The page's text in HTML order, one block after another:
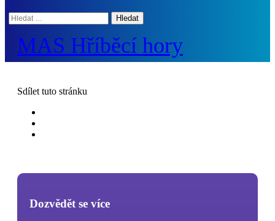
Hledat:
MAS Hříběcí hory
Sdílet tuto stránku
Dozvědět se více